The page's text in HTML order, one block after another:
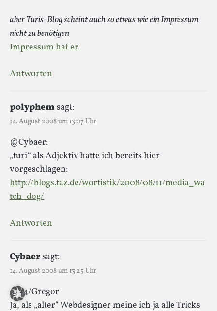
aber Turis-Blog scheint auch so etwas wie ein Impressum
nicht zu benötigen
Impressum hat er.
Antworten
polyphemsagt:
14. August 2008 um 13:07 Uhr
@Cybaer:
„turi“ als Adjektiv hatte ich bereits hier
vorgeschlagen:
http://blogs.taz.de/wortistik/2008/08/11/media_wa
tch_dog/
Antworten
Cybaersagt:
14. August 2008 um 13:25 Uhr
@34/Gregor
Ja, als „alter“ Webdesigner meine ich ja alle Tricks